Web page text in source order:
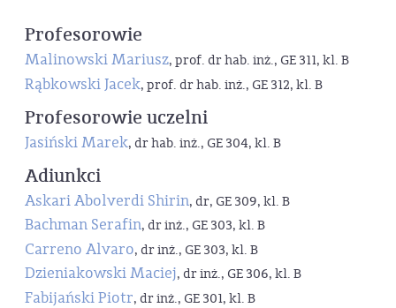
Profesorowie
Malinowski Mariusz, prof. dr hab. inż., GE 311, kl. B
Rąbkowski Jacek, prof. dr hab. inż., GE 312, kl. B
Profesorowie uczelni
Jasiński Marek, dr hab. inż., GE 304, kl. B
Adiunkci
Askari Abolverdi Shirin, dr, GE 309, kl. B
Bachman Serafin, dr inż., GE 303, kl. B
Carreno Alvaro, dr inż., GE 303, kl. B
Dzieniakowski Maciej, dr inż., GE 306, kl. B
Fabijański Piotr, dr inż., GE 301, kl. B